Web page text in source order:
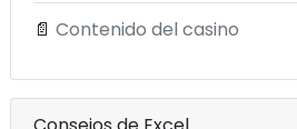
📄 Contenido del casino